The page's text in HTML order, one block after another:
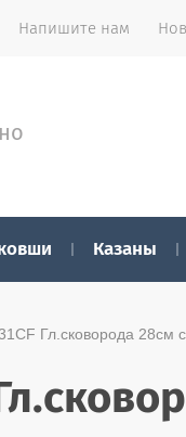
Напишите нам
Казаны
Гл.сковорода 28см